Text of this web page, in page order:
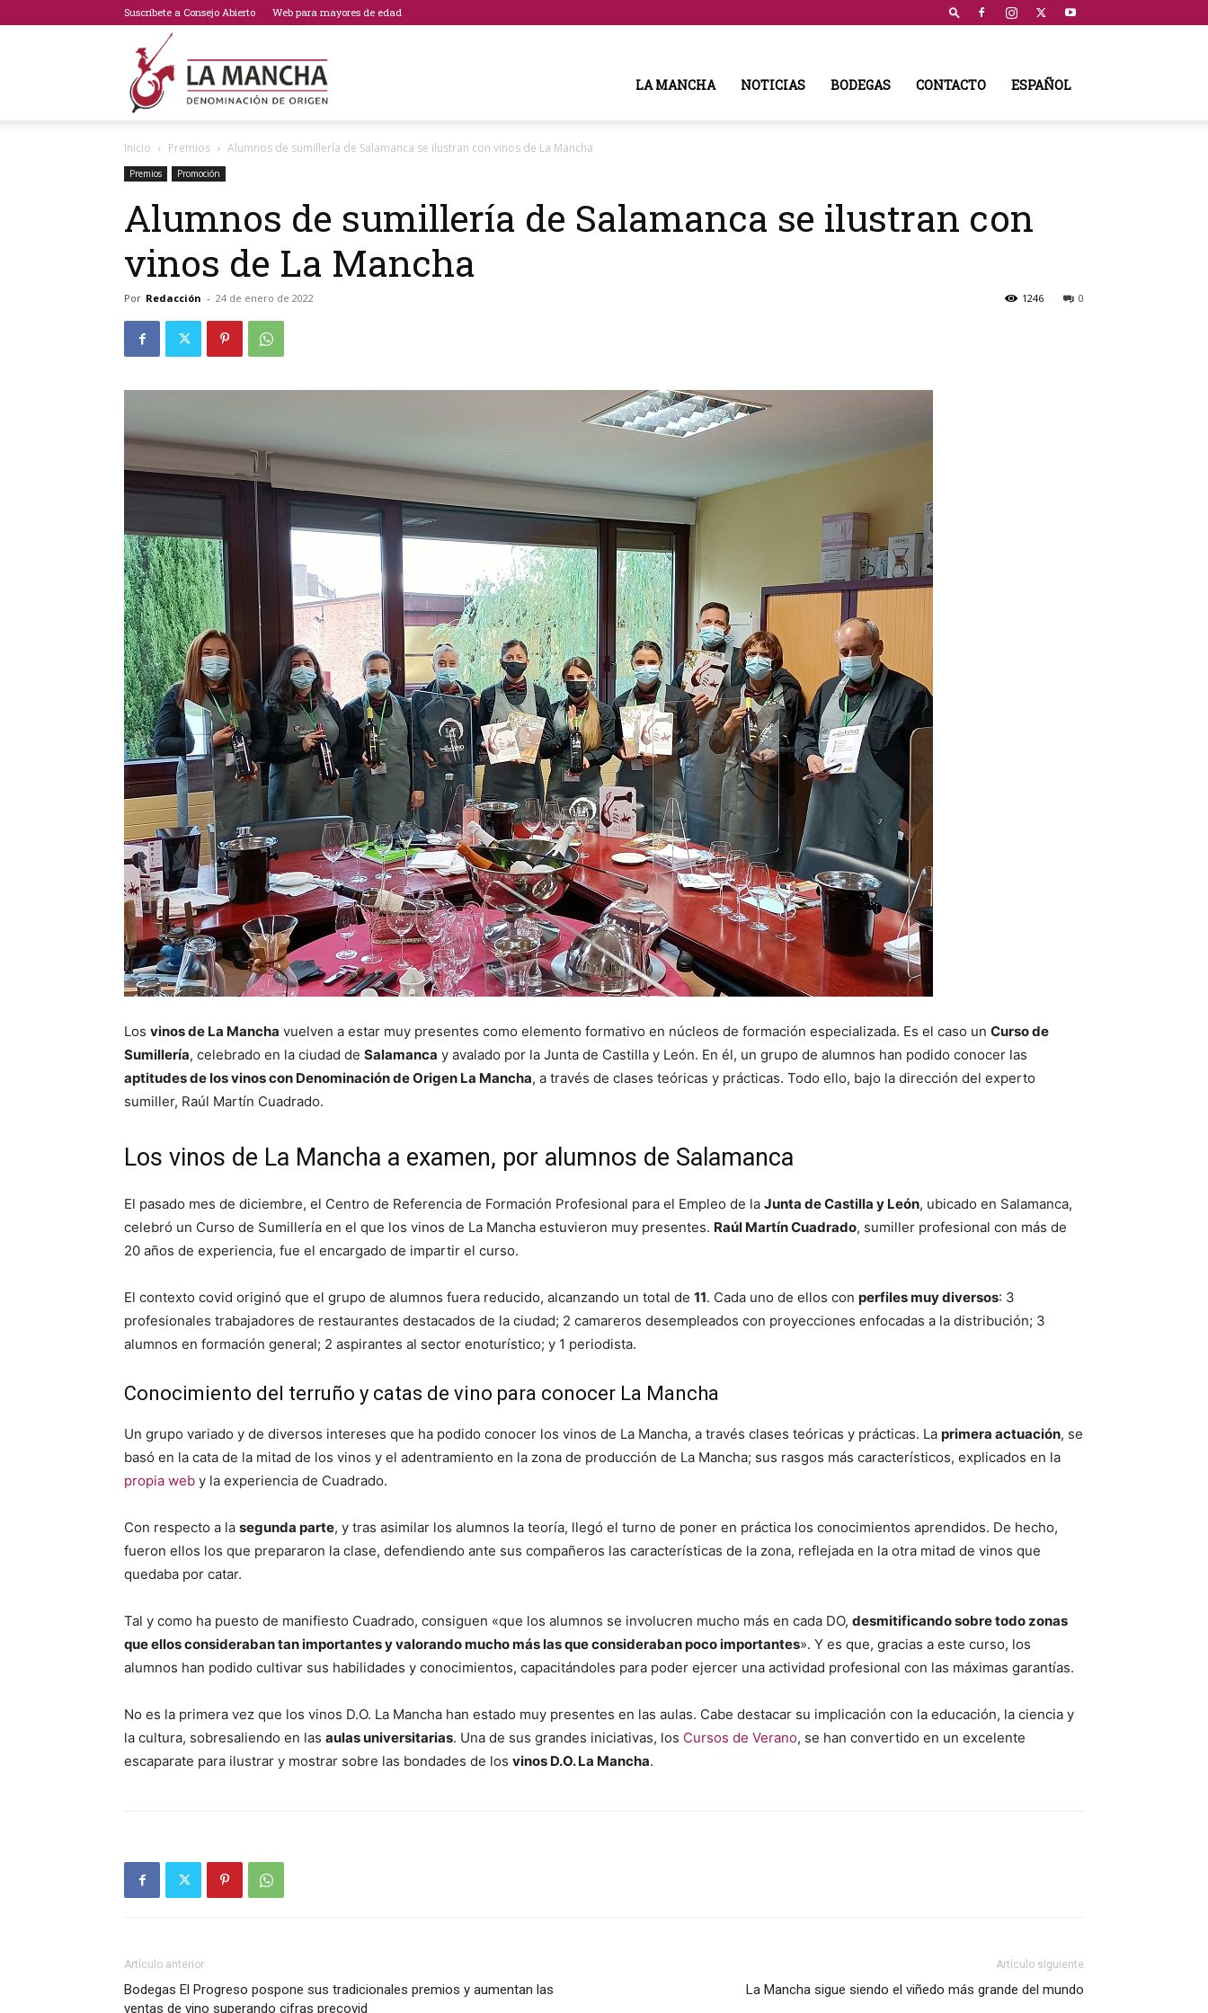
Suscríbete a Consejo Abierto Web para mayores de edad
La
LA MANCHA NOTICIAS BODEGAS CONTACTO ESPAÑOL
Inicio Premios Alumnos de sumillería de Salamanca se ilustran con vinos de La Mancha
Premios Promoción
Alumnos de sumillería de Salamanca se ilustran con
vinos de La Mancha
Por Redacción - 24 de enero de 2022 0
1246
Los vinos de La Mancha vuelven a estar muy presentes como elemento formativo en núcleos de formación especializada. Es el caso un Curso de
Sumillería, celebrado en la ciudad de Salamanca y avalado por la Junta de Castilla y León. En él, un grupo de alumnos han podido conocer las
aptitudes de los vinos con Denominación de Origen La Mancha, a través de clases teóricas y prácticas. Todo ello, bajo la dirección del experto
sumiller, Raúl Martín Cuadrado.
Los vinos de La Mancha a examen, por alumnos de Salamanca
El pasado mes de diciembre, el Centro de Referencia de Formación Profesional para el Empleo de la Junta de Castilla y León, ubicado en Salamanca,
celebró un Curso de Sumillería en el que los vinos de La Mancha estuvieron muy presentes. Raúl Martín Cuadrado, sumiller profesional con más de
20 años de experiencia, fue el encargado de impartir el curso.
El contexto covid originó que el grupo de alumnos fuera reducido, alcanzando un total de 11. Cada uno de ellos con perfiles muy diversos: 3
profesionales trabajadores de restaurantes destacados de la ciudad; 2 camareros desempleados con proyecciones enfocadas a la distribución; 3
alumnos en formación general; 2 aspirantes al sector enoturístico; y 1 periodista.
Conocimiento del terruño y catas de vino para conocer La Mancha
Un grupo variado y de diversos intereses que ha podido conocer los vinos de La Mancha, a través clases teóricas y prácticas. La primera actuación, se
basó en la cata de la mitad de los vinos y el adentramiento en la zona de producción de La Mancha; sus rasgos más característicos, explicados en la
propia web y la experiencia de Cuadrado.
Con respecto a la segunda parte, y tras asimilar los alumnos la teoría, llegó el turno de poner en práctica los conocimientos aprendidos. De hecho,
fueron ellos los que prepararon la clase, defendiendo ante sus compañeros las características de la zona, reflejada en la otra mitad de vinos que
quedaba por catar.
Tal y como ha puesto de manifiesto Cuadrado, consiguen «que los alumnos se involucren mucho más en cada DO, desmitificando sobre todo zonas
que ellos consideraban tan importantes y valorando mucho más las que consideraban poco importantes». Y es que, gracias a este curso, los
alumnos han podido cultivar sus habilidades y conocimientos, capacitándoles para poder ejercer una actividad profesional con las máximas garantías.
No es la primera vez que los vinos D.O. La Mancha han estado muy presentes en las aulas. Cabe destacar su implicación con la educación, la ciencia y
la cultura, sobresaliendo en las aulas universitarias. Una de sus grandes iniciativas, los Cursos de Verano, se han convertido en un excelente
escaparate para ilustrar y mostrar sobre las bondades de los vinos D.O. La Mancha.
Artículo anterior
Bodegas El Progreso pospone sus tradicionales premios y aumentan las
ventas de vino superando cifras precovid
Artículo siguiente
La Mancha sigue siendo el viñedo más grande del mundo